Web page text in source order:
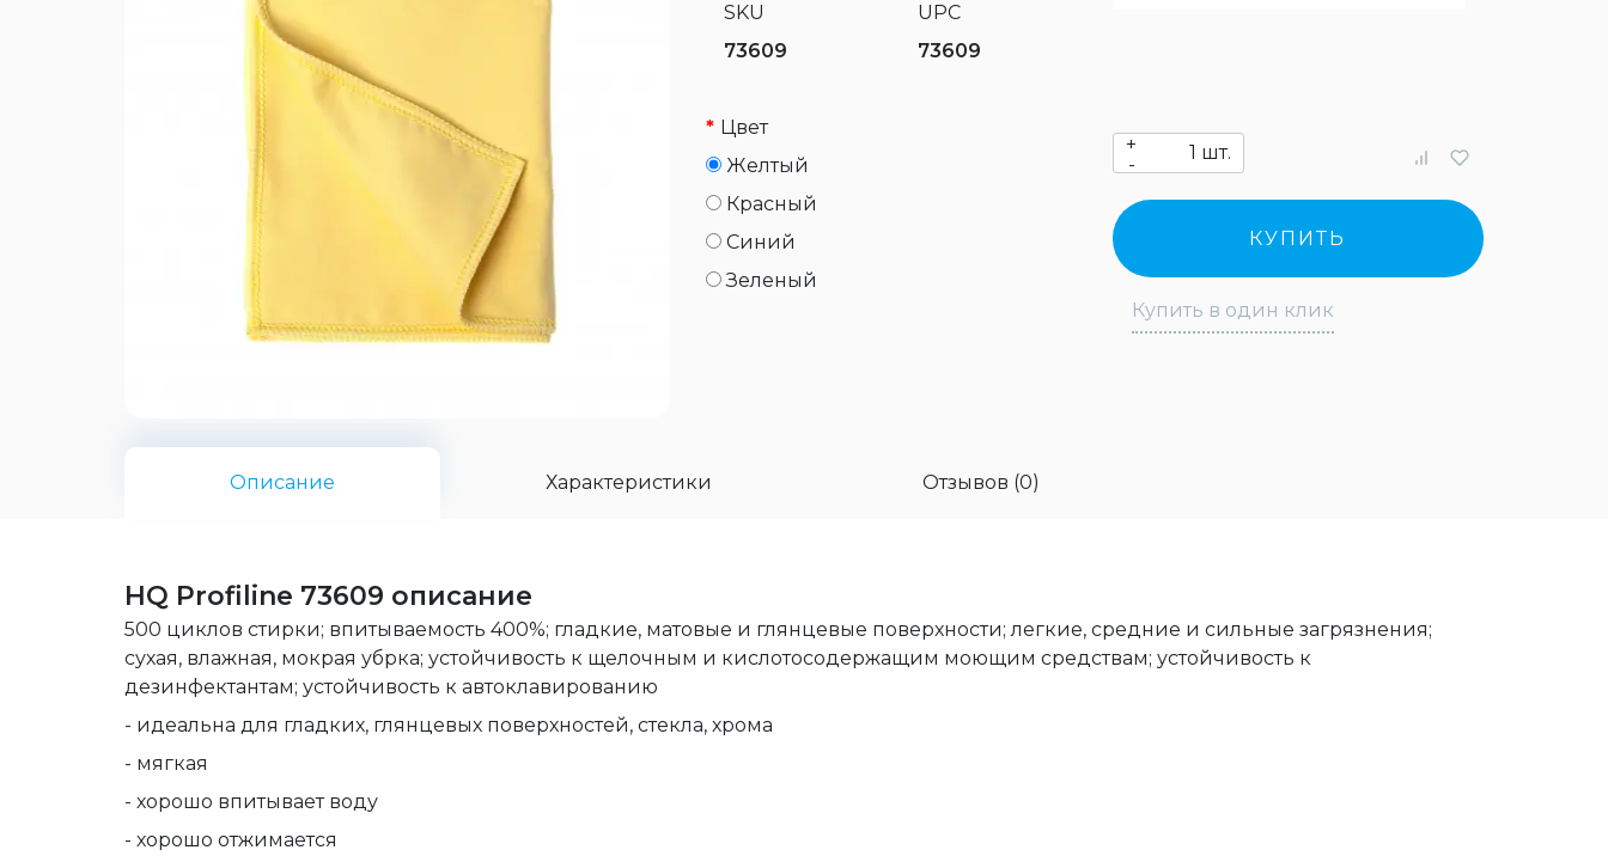
SKU
73609
UPC
73609
Цвет
Желтый
Красный
Синий
Зеленый
+
-
шт.
КУПИТЬ
Купить в один клик
Описание Характеристики Отзывов (0)
HQ Profiline 73609 описание
500 циклов стирки; впитываемость 400%; гладкие, матовые и глянцевые поверхности; легкие, средние и сильные загрязнения;
сухая, влажная, мокрая убрка; устойчивость к щелочным и кислотосодержащим моющим средствам; устойчивость к
дезинфектантам; устойчивость к автоклавированию
- идеальна для гладких, глянцевых поверхностей, стекла, хрома
- мягкая
- хорошо впитывает воду
- хорошо отжимается